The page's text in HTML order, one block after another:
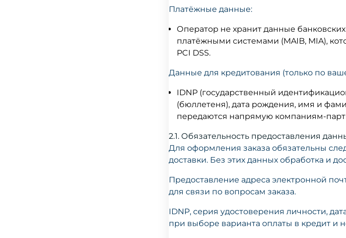
Платёжные данные:
Оператор не хранит данные
платёжными системами (MAIB, MIA),
PCI DSS.
Данные для кредитования (только по
IDNP (государственный
(бюллетеня), дата рождения, имя и
передаются напрямую компаниям-
2.1. Обязательность предоставления
Для оформления заказа обязательны
доставки. Без этих данных обработка и
Предоставление адреса электронной
для связи по вопросам заказа.
IDNP, серия удостоверения личности,
при выборе варианта оплаты в кредит и